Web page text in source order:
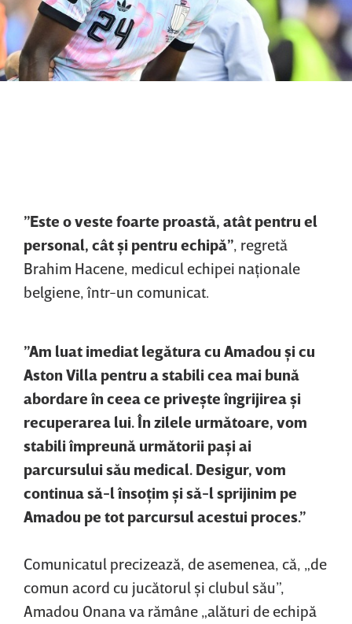
”Este o veste foarte proastă, atât pentru el
personal, cât şi pentru echipă”, regretă
Brahim Hacene, medicul echipei naţionale
belgiene, într-un comunicat.
”Am luat imediat legătura cu Amadou şi cu
Aston Villa pentru a stabili cea mai bună
abordare în ceea ce priveşte îngrijirea şi
recuperarea lui. În zilele următoare, vom
stabili împreună următorii paşi ai
parcursului său medical. Desigur, vom
continua să-l însoţim şi să-l sprijinim pe
Amadou pe tot parcursul acestui proces.”
Comunicatul precizează, de asemenea, că, „de
comun acord cu jucătorul şi clubul său”,
Amadou Onana va rămâne „alături de echipă